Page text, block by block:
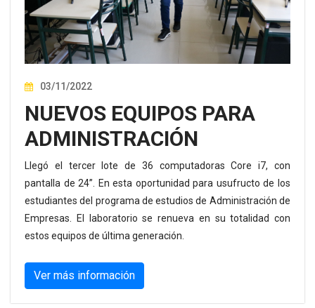
03/11/2022
NUEVOS EQUIPOS PARA
ADMINISTRACIÓN
Llegó el tercer lote de 36 computadoras Core i7, con
pantalla de 24”. En esta oportunidad para usufructo de los
estudiantes del programa de estudios de Administración de
Empresas. El laboratorio se renueva en su totalidad con
estos equipos de última generación.
Ver más información